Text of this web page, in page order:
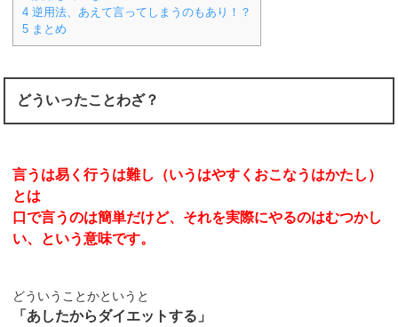
4 逆用法、あえて言ってしまうのもあり！？
5 まとめ
どういったことわざ？
言うは易く行うは難し（いうはやすくおこなうはかたし）
とは
口で言うのは簡単だけど、それを実際にやるのはむつかし
い、という意味です。
どういうことかというと
「あしたからダイエットする」